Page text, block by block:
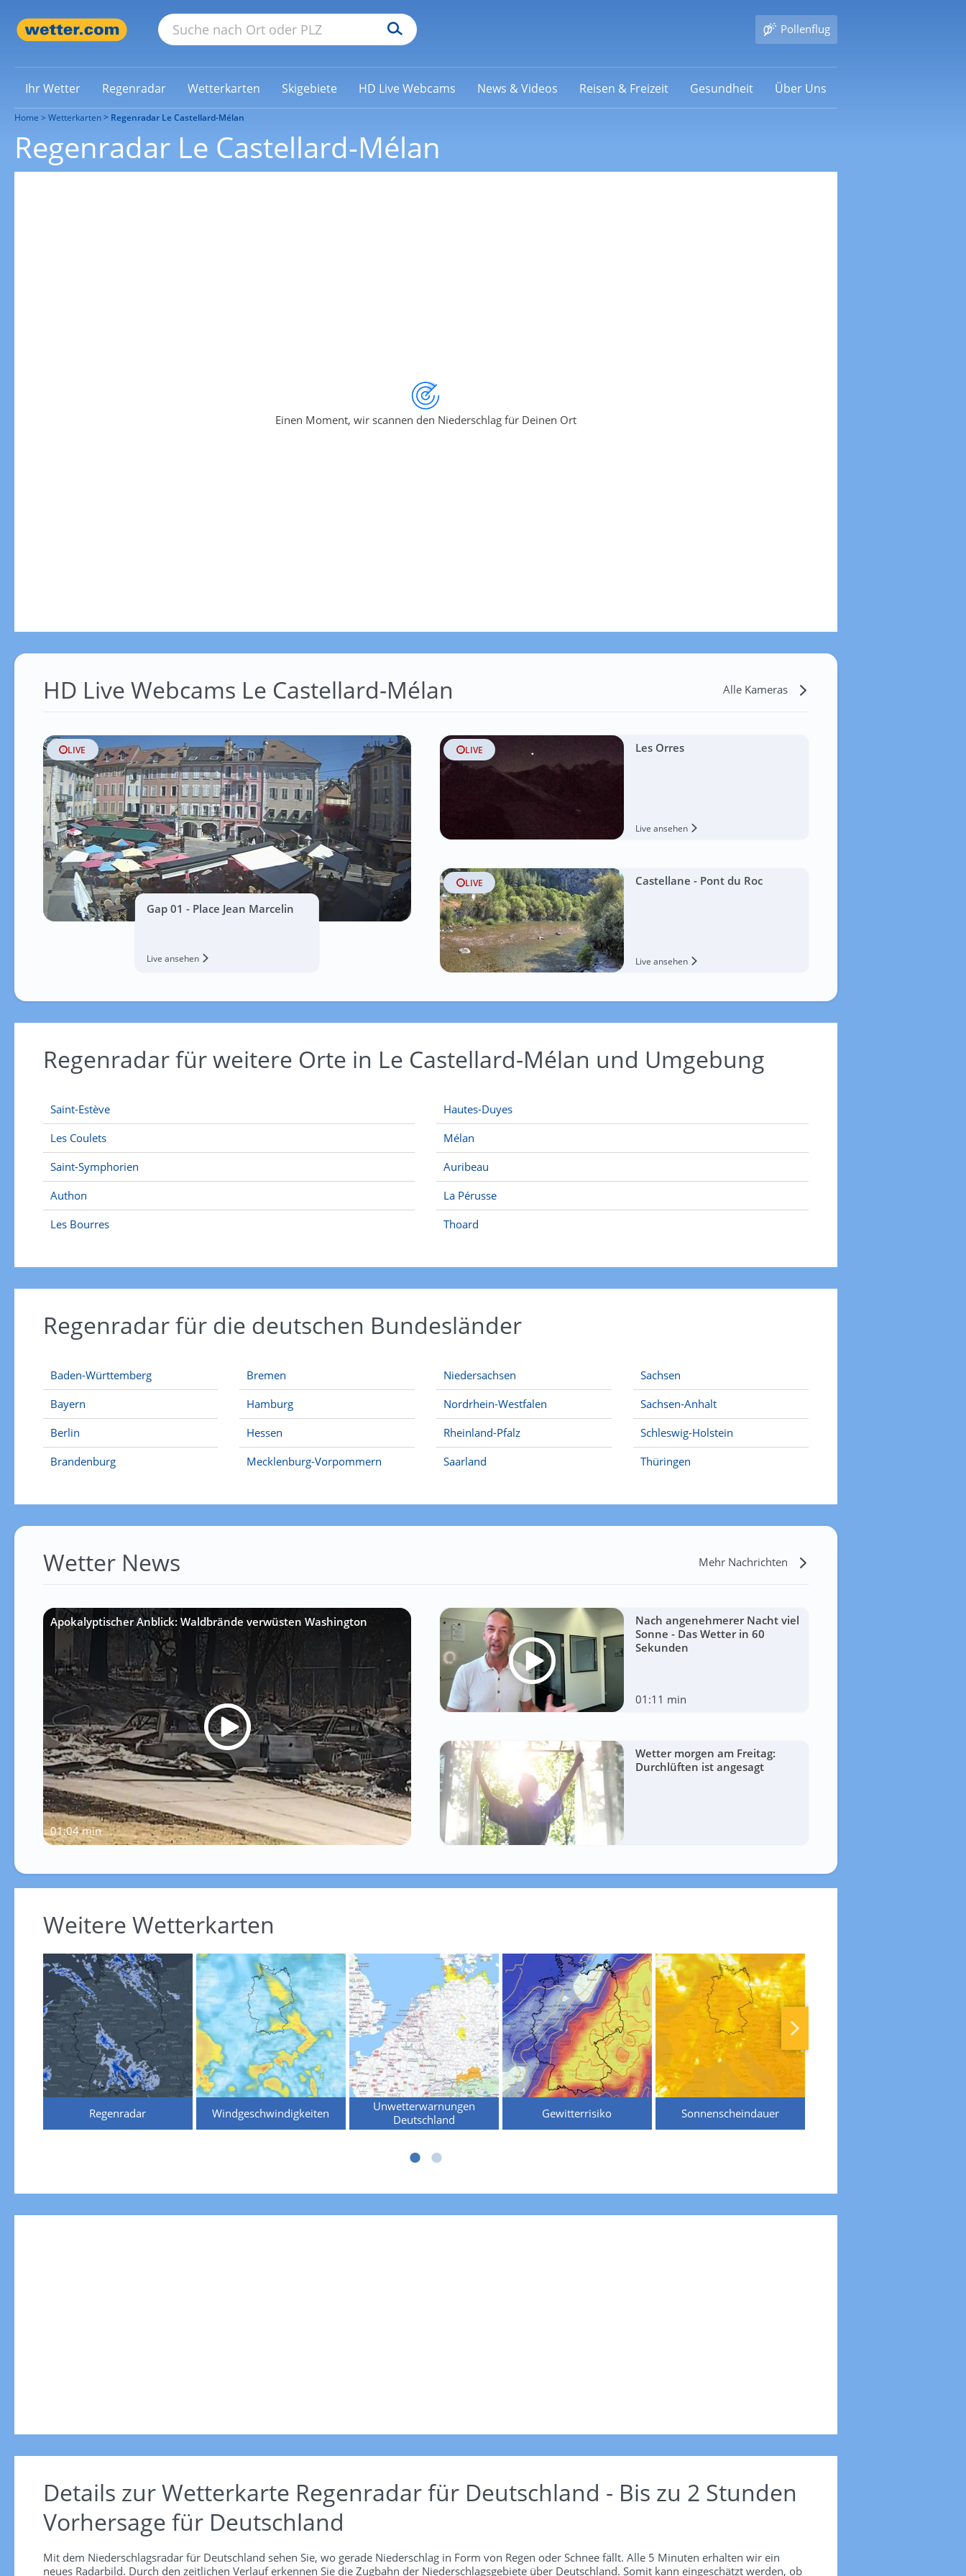
Pollenflug
Ihr Wetter Regenradar Wetterkarten Skigebiete HD Live Webcams News & Videos Reisen & Freizeit Gesundheit Über Uns
Home Wetterkarten Regenradar Le Castellard-Mélan
Regenradar Le Castellard-Mélan
Einen Moment, wir scannen den Niederschlag für Deinen Ort
HD Live Webcams Le Castellard-Mélan Alle Kameras
LIVE
Gap 01 - Place Jean Marcelin
Live ansehen
LIVE Les Orres
Live ansehen
LIVE Castellane - Pont du Roc
Live ansehen
Regenradar für weitere Orte in Le Castellard-Mélan und Umgebung
Saint-Estève
Les Coulets
Saint-Symphorien
Authon
Les Bourres
Hautes-Duyes
Mélan
Auribeau
La Pérusse
Thoard
Regenradar für die deutschen Bundesländer
Baden-Württemberg
Bayern
Berlin
Brandenburg
Bremen
Hamburg
Hessen
Mecklenburg-Vorpommern
Niedersachsen
Nordrhein-Westfalen
Rheinland-Pfalz
Saarland
Sachsen
Sachsen-Anhalt
Schleswig-Holstein
Thüringen
Wetter News Mehr Nachrichten
Apokalyptischer Anblick: Waldbrände verwüsten Washington
01:04 min
Nach angenehmerer Nacht viel
Sonne - Das Wetter in 60
Sekunden
01:11 min
Wetter morgen am Freitag:
Durchlüften ist angesagt
Weitere Wetterkarten
Regenradar Windgeschwindigkeiten
Unwetterwarnungen
Deutschland
Gewitterrisiko Sonnenscheindauer
Details zur Wetterkarte Regenradar für Deutschland - Bis zu 2 Stunden
Vorhersage für Deutschland
Mit dem Niederschlagsradar für Deutschland sehen Sie, wo gerade Niederschlag in Form von Regen oder Schnee fällt. Alle 5 Minuten erhalten wir ein
neues Radarbild. Durch den zeitlichen Verlauf erkennen Sie die Zugbahn der Niederschlagsgebiete über Deutschland. Somit kann eingeschätzt werden, ob